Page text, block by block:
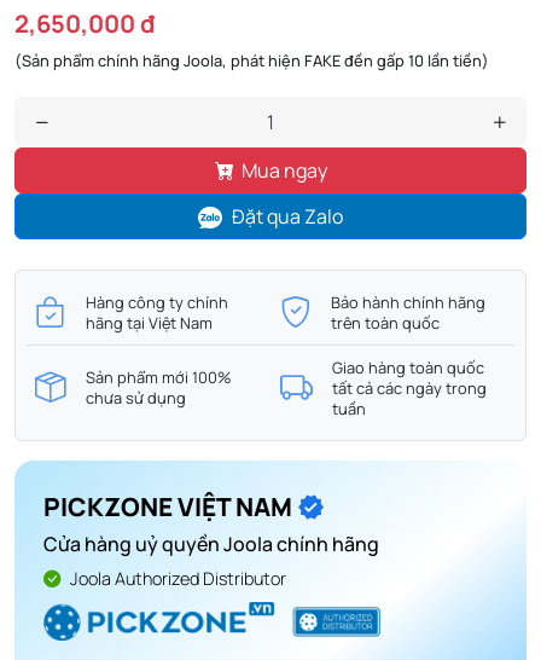
2,650,000 đ
(Sản phẩm chính hãng Joola, phát hiện FAKE đền gấp 10 lần tiền)
Mua ngay
Đặt qua Zalo
Hàng công ty chính
hãng tại Việt Nam
Bảo hành chính hãng
trên toàn quốc
Sản phẩm mới 100%
chưa sử dụng
Giao hàng toàn quốc
tất cả các ngày trong
tuần
PICKZONE VIỆT NAM
Cửa hàng uỷ quyền Joola chính hãng
Joola Authorized Distributor